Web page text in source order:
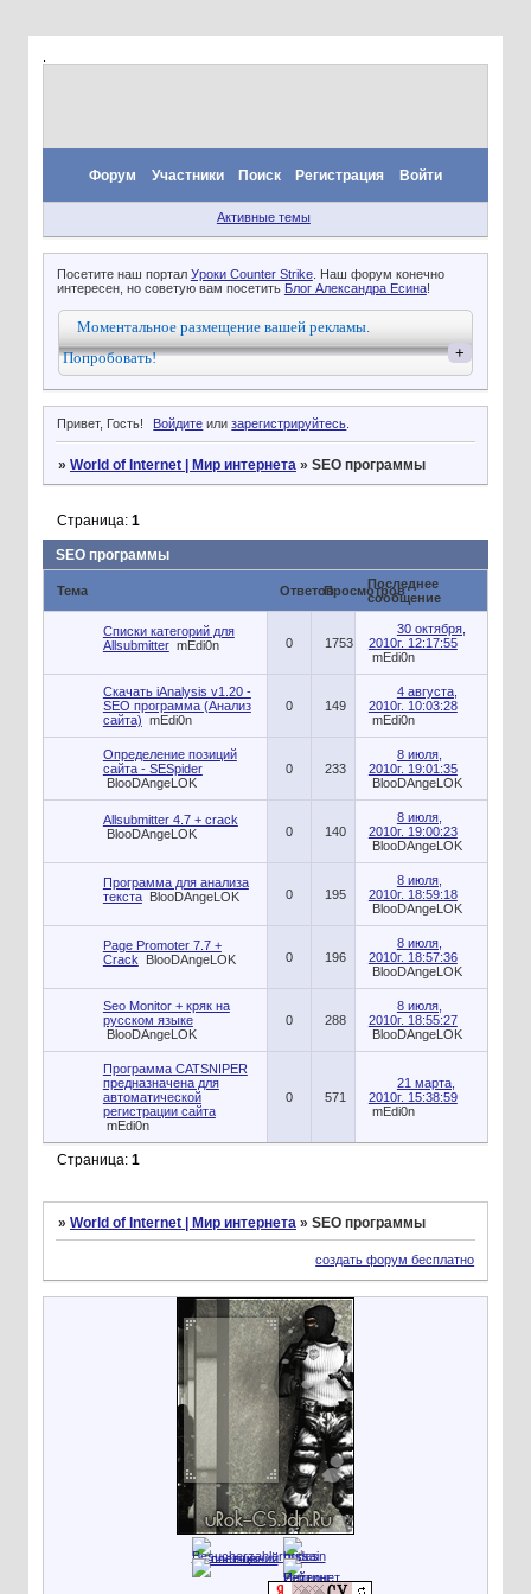
Форум Участники Поиск Регистрация Войти
Активные темы
Посетите наш портал Уроки Counter Strike. Наш форум конечно
интересен, но советую вам посетить Блог Александра Есина!
Моментальное размещение вашей рекламы.
Попробовать!
+
Привет, Гость! Войдите илизарегистрируйтесь.
» World of Internet | Мир интернета » SEO программы
SEO программы
Страница: 1
Тема ОтветовПросмотровПоследнее
сообщение
Списки категорий для
Allsubmitter mEdi0n 0 1753
30 октября,
2010г. 12:17:55
mEdi0n
Скачать iAnalysis v1.20 -
SEO программа (Анализ
сайта) mEdi0n
0 149
4 августа,
2010г. 10:03:28
mEdi0n
Определение позиций
сайта - SESpider
BlooDAngeLOK
0 233
8 июля,
2010г. 19:01:35
BlooDAngeLOK
Allsubmitter 4.7 + crack
BlooDAngeLOK
0 140
8 июля,
2010г. 19:00:23
BlooDAngeLOK
Программа для анализа
текста
BlooDAngeLOK 0 195
8 июля,
2010г. 18:59:18
BlooDAngeLOK
Page Promoter 7.7 +
Crack
BlooDAngeLOK 0 196
8 июля,
2010г. 18:57:36
BlooDAngeLOK
Seo Monitor + кряк на
русском языке
BlooDAngeLOK
0 288
8 июля,
2010г. 18:55:27
BlooDAngeLOK
Программа CATSNIPER
предназначена для
автоматической
регистрации сайта
mEdi0n
0 571
21 марта,
2010г. 15:38:59
mEdi0n
Страница: 1
» World of Internet | Мир интернета » SEO программы
создать форум бесплатно